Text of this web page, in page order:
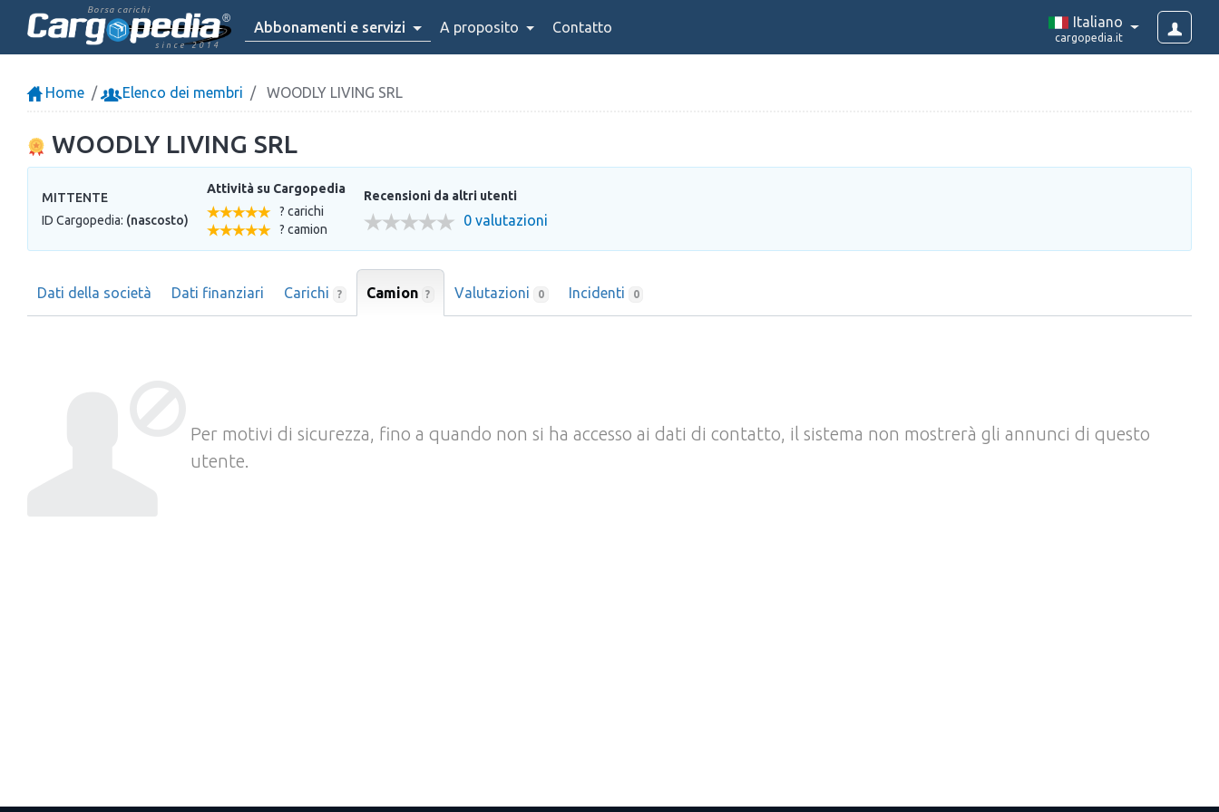
Borsa carichi
since 2014
Abbonamenti e servizi A proposito Contatto Italiano
cargopedia.it
Home Elenco dei membri WOODLY LIVING SRL
WOODLY LIVING SRL
MITTENTE
ID Cargopedia: (nascosto)
Attività su Cargopedia
? carichi
? camion
Recensioni da altri utenti
0 valutazioni
Dati della società Dati finanziari Carichi ? Camion ? Valutazioni 0 Incidenti 0
Per motivi di sicurezza, fino a quando non si ha accesso ai dati di contatto, il sistema non mostrerà gli annunci di questo
utente.